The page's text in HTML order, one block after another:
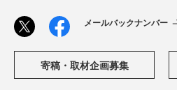
メールバックナンバー
寄稿・取材企画募集